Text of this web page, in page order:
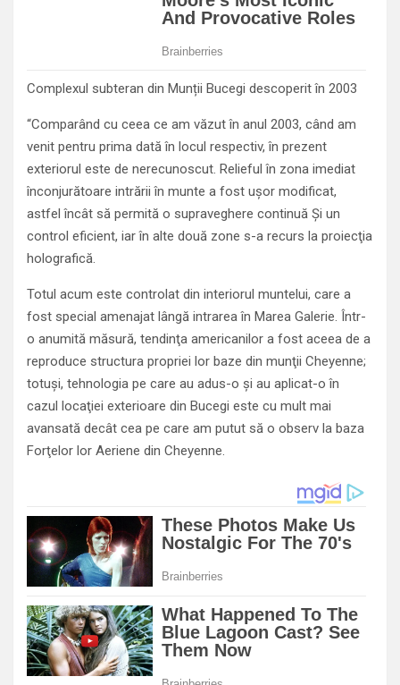
Complexul subteran din Munții Bucegi descoperit în 2003
“Comparând cu ceea ce am văzut în anul 2003, când am
venit pentru prima dată în locul respectiv, în prezent
exteriorul este de nerecunoscut. Relieful în zona imediat
înconjurătoare intrării în munte a fost uşor modificat,
astfel încât să permită o supraveghere continuă Şi un
control eficient, iar în alte două zone s-a recurs la proiecţia
holografică.
Totul acum este controlat din interiorul muntelui, care a
fost special amenajat lângă intrarea în Marea Galerie. Într-
o anumită măsură, tendinţa americanilor a fost aceea de a
reproduce structura propriei lor baze din munţii Cheyenne;
totuşi, tehnologia pe care au adus-o şi au aplicat-o în
cazul locaţiei exterioare din Bucegi este cu mult mai
avansată decât cea pe care am putut să o observ la baza
Forţelor lor Aeriene din Cheyenne.